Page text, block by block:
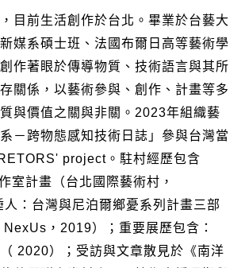
目前生活創作於台北。畢業於台藝大
媒系碩士班、法國布爾日高等藝術學
作著眼於傳導物質、技術語言與其所
關係，以藝術參與、創作、計畫等多
與價值之關與非關。2023年組織藝
－跨物態感知技術日誌」參與台灣當
project。駐村經歷包含
室計畫（台北國際藝術村，
：台灣與尼泊爾鄉憂系列計畫三部
，2019）；重要展歷包含：
（ 2020）；受訪與文章散見於《南洋